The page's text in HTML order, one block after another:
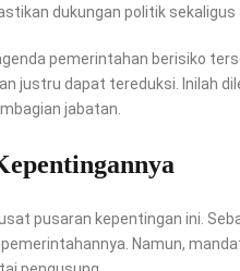
dukungan politik
pemerintahan berisiko
justru dapat tereduksi. Inilah
jabatan.
pusaran kepentingan ini.
Namun,